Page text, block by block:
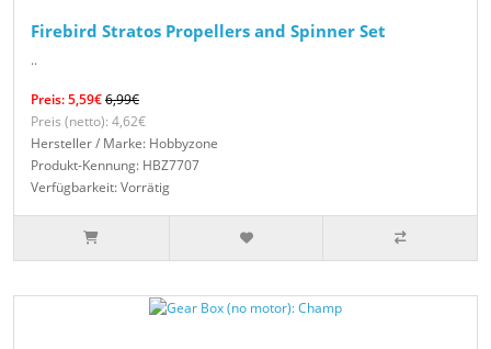
Firebird Stratos Propellers and Spinner Set
..
Preis: 5,59€6,99€
Preis (netto): 4,62€
Hersteller / Marke: Hobbyzone
Produkt-Kennung: HBZ7707
Verfügbarkeit: Vorrätig